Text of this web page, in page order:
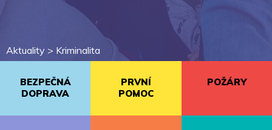
Aktuality > Kriminalita
BEZPEČNÁ
DOPRAVA
PRVNÍ
POMOC
POŽÁRY